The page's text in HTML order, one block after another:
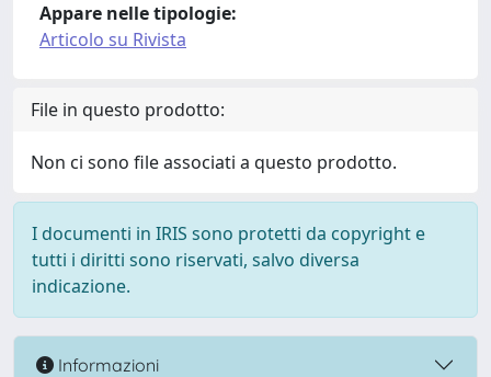
Appare nelle tipologie:
Articolo su Rivista
File in questo prodotto:
Non ci sono file associati a questo prodotto.
I documenti in IRIS sono protetti da copyright e
tutti i diritti sono riservati, salvo diversa
indicazione.
Informazioni